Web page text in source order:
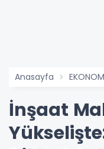
Anasayfa
İnşaat